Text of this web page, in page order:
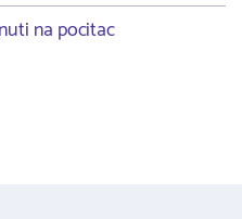
na pocitac